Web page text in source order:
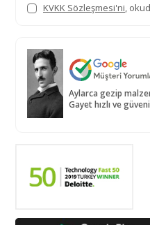
KVKK Sözleşmesi'ni,
Aylarca gezip
Gayet hızlı ve